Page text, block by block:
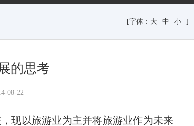
[字体： 大 中 小 ]
的思考
08-22
现以旅游业为主并将旅游业作为未来